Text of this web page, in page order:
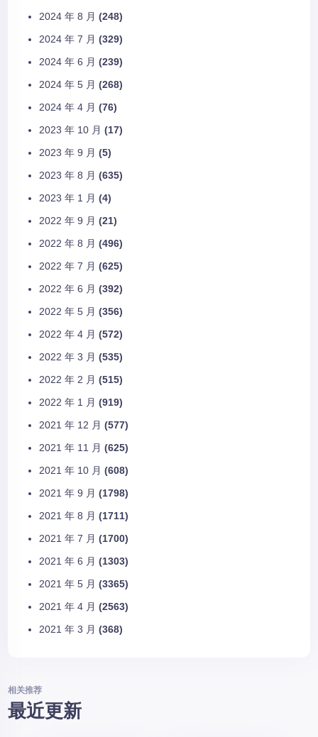
2024 年 8 月 (248)
2024 年 7 月 (329)
2024 年 6 月 (239)
2024 年 5 月 (268)
2024 年 4 月 (76)
2023 年 10 月 (17)
2023 年 9 月 (5)
2023 年 8 月 (635)
2023 年 1 月 (4)
2022 年 9 月 (21)
2022 年 8 月 (496)
2022 年 7 月 (625)
2022 年 6 月 (392)
2022 年 5 月 (356)
2022 年 4 月 (572)
2022 年 3 月 (535)
2022 年 2 月 (515)
2022 年 1 月 (919)
2021 年 12 月 (577)
2021 年 11 月 (625)
2021 年 10 月 (608)
2021 年 9 月 (1798)
2021 年 8 月 (1711)
2021 年 7 月 (1700)
2021 年 6 月 (1303)
2021 年 5 月 (3365)
2021 年 4 月 (2563)
2021 年 3 月 (368)
相关推荐
最近更新